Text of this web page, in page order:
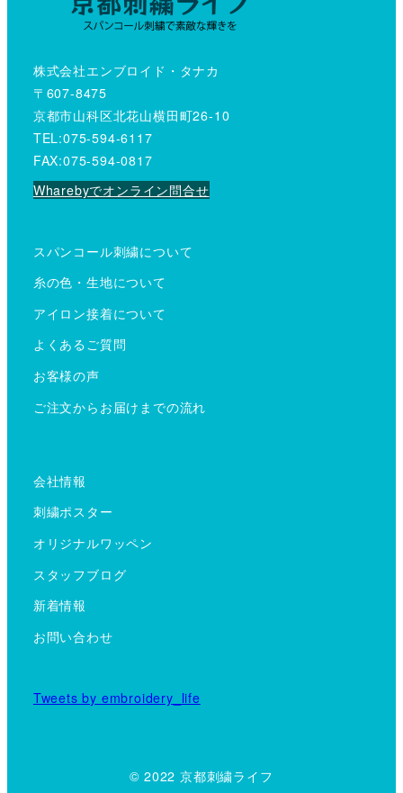
株式会社エンブロイド・タナカ
〒607-8475
京都市山科区北花山横田町26-10
TEL:075-594-6117
FAX:075-594-0817
Wharebyでオンライン問合せ
スパンコール刺繍について
糸の色・生地について
アイロン接着について
よくあるご質問
お客様の声
ご注文からお届けまでの流れ
会社情報
刺繍ポスター
オリジナルワッペン
スタッフブログ
新着情報
お問い合わせ
Tweets by embroidery_life
© 2022 京都刺繍ライフ